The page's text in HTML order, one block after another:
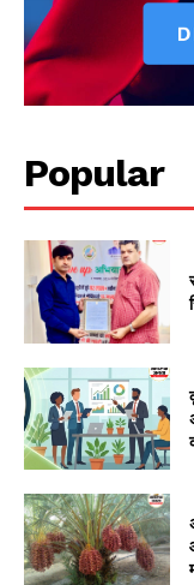
Company
About
Contact us
Subscription Plans
Popular